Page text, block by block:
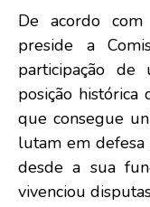
De acordo
preside a
participação
posição
que consegue
lutam em
desde a sua
vivenciou